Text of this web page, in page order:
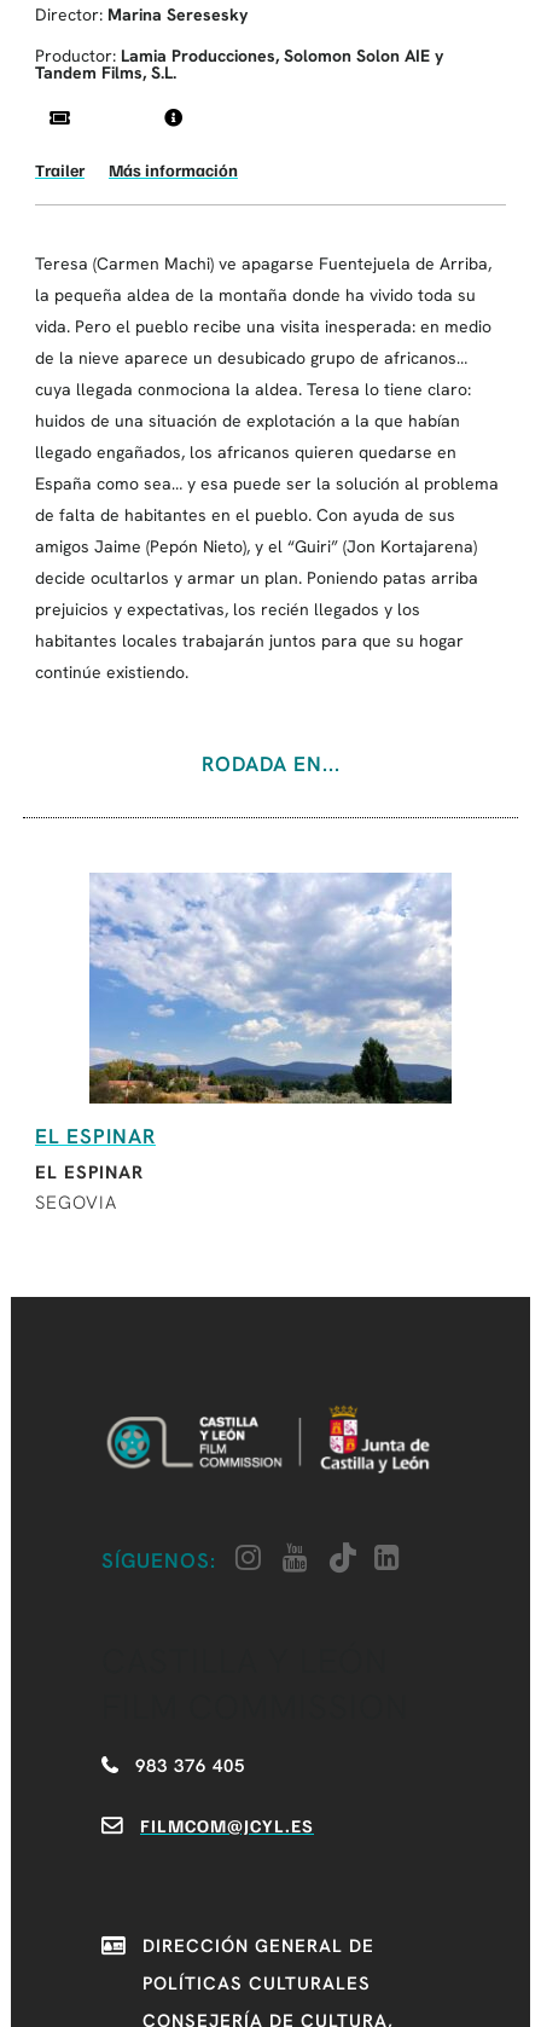
Director: Marina Seresesky
Productor: Lamia Producciones, Solomon Solon AIE y
Tandem Films, S.L.
Trailer Más información
Teresa (Carmen Machi) ve apagarse Fuentejuela de Arriba,
la pequeña aldea de la montaña donde ha vivido toda su
vida. Pero el pueblo recibe una visita inesperada: en medio
de la nieve aparece un desubicado grupo de africanos…
cuya llegada conmociona la aldea. Teresa lo tiene claro:
huidos de una situación de explotación a la que habían
llegado engañados, los africanos quieren quedarse en
España como sea… y esa puede ser la solución al problema
de falta de habitantes en el pueblo. Con ayuda de sus
amigos Jaime (Pepón Nieto), y el “Guiri” (Jon Kortajarena)
decide ocultarlos y armar un plan. Poniendo patas arriba
prejuicios y expectativas, los recién llegados y los
habitantes locales trabajarán juntos para que su hogar
continúe existiendo.
RODADA EN...
EL ESPINAR
EL ESPINAR
SEGOVIA
SÍGUENOS:
983 376 405
FILMCOM@JCYL.ES
DIRECCIÓN GENERAL DE
POLÍTICAS CULTURALES
CONSEJERÍA DE CULTURA,